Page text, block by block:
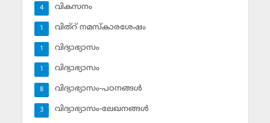
വികസനം
4
വിത്‌റ് നമസ്‌കാരശേഷം
1
വിദ്യാഭ്യാസം
1
വിദ്യാഭ്യാസം
1
വിദ്യാഭ്യാസം-പഠനങ്ങള്‍
8
വിദ്യാഭ്യാസം-ലേഖനങ്ങള്‍
3